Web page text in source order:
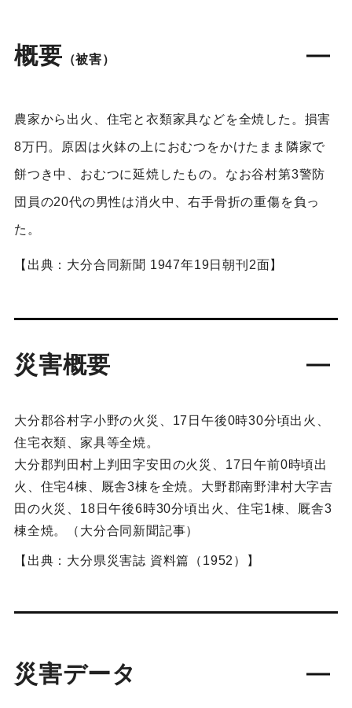
概要 （被害）
農家から出火、住宅と衣類家具などを全焼した。損害
8万円。原因は火鉢の上におむつをかけたまま隣家で
餅つき中、おむつに延焼したもの。なお谷村第3警防
団員の20代の男性は消火中、右手骨折の重傷を負っ
た。
【出典：大分合同新聞 1947年19日朝刊2面】
災害概要
大分郡谷村字小野の火災、17日午後0時30分頃出火、
住宅衣類、家具等全焼。
大分郡判田村上判田字安田の火災、17日午前0時頃出
火、住宅4棟、厩舎3棟を全焼。大野郡南野津村大字吉
田の火災、18日午後6時30分頃出火、住宅1棟、厩舎3
棟全焼。（大分合同新聞記事）
【出典：大分県災害誌 資料篇（1952）】
災害データ